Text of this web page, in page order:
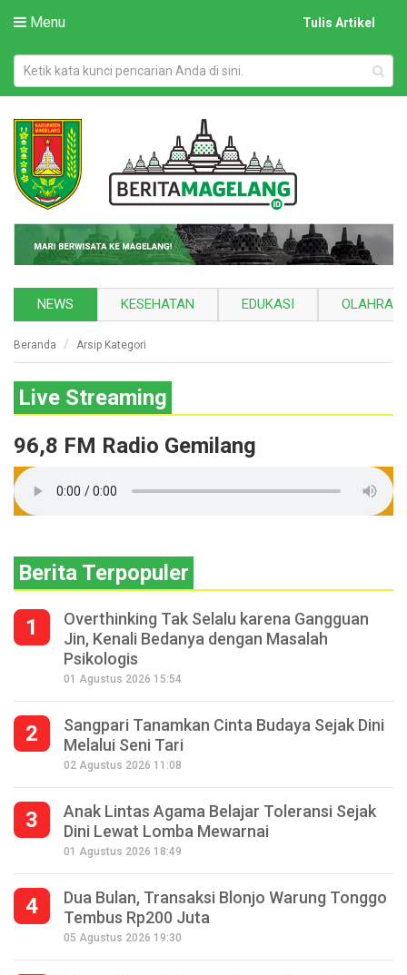
Menu Tulis Artikel
NEWS KESEHATAN EDUKASI
Beranda Arsip Kategori
Live Streaming
96,8 FM Radio Gemilang
Berita Terpopuler
1
Overthinking Tak Selalu karena Gangguan
Jin, Kenali Bedanya dengan Masalah
Psikologis
01 Agustus 2026 15:54
2
Sangpari Tanamkan Cinta Budaya Sejak Dini
Melalui Seni Tari
02 Agustus 2026 11:08
3
Anak Lintas Agama Belajar Toleransi Sejak
Dini Lewat Lomba Mewarnai
01 Agustus 2026 18:49
4
Dua Bulan, Transaksi Blonjo Warung Tonggo
Tembus Rp200 Juta
05 Agustus 2026 19:30